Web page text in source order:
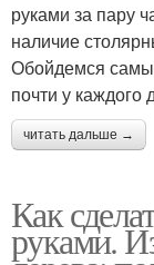
руками за пару
наличие
Обойдемся
почти у
читать дальше →
Как
руками.